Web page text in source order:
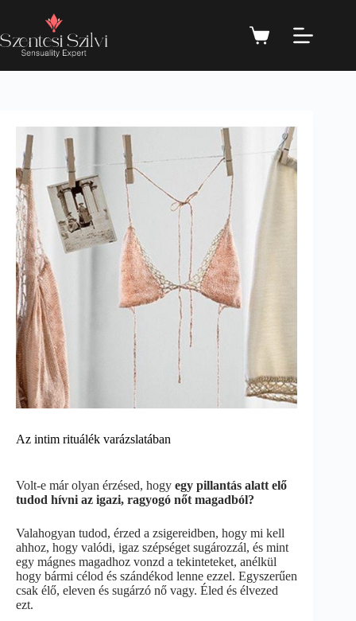
Az intim rituálék varázslatában
Volt-e már olyan érzésed, hogy egy pillantás alatt elő
tudod hívni az igazi, ragyogó nőt magadból?
Valahogyan tudod, érzed a zsigereidben, hogy mi kell
ahhoz, hogy valódi, igaz szépséget sugározzál, és mint
egy mágnes magadhoz vonzd a tekinteteket, anélkül
hogy bármi célod és szándékod lenne ezzel. Egyszerűen
csak élő, eleven és sugárzó nő vagy. Éled és élvezed
ezt.